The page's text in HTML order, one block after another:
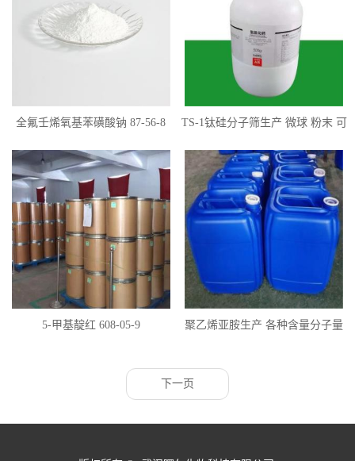
全氟壬烯氧基苯磺酸钠 87-56-8 TS-1钛硅分子筛生产 微球 粉末 可
5-甲基靛红 608-05-9 聚乙烯亚胺生产 各种含量分子量
下一页